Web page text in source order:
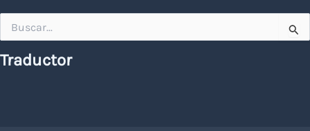
por:
Traductor